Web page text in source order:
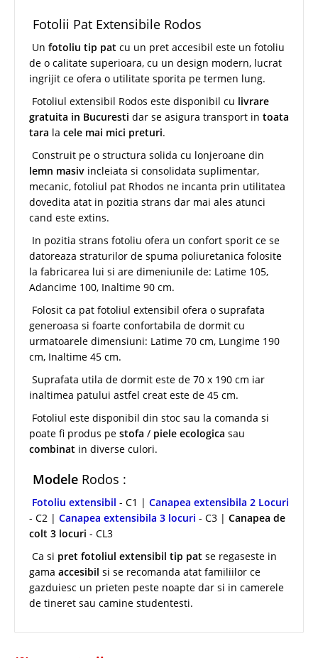
Fotolii Pat Extensibile Rodos
Un fotoliu tip pat cu un pret accesibil este un fotoliu
de o calitate superioara, cu un design modern, lucrat
ingrijit ce ofera o utilitate sporita pe termen lung.
Fotoliul extensibil Rodos este disponibil cu livrare
gratuita in Bucuresti dar se asigura transport in toata
tara la cele mai mici preturi.
Construit pe o structura solida cu lonjeroane din
lemn masiv incleiata si consolidata suplimentar,
mecanic, fotoliul pat Rhodos ne incanta prin utilitatea
dovedita atat in pozitia strans dar mai ales atunci
cand este extins.
In pozitia strans fotoliu ofera un confort sporit ce se
datoreaza straturilor de spuma poliuretanica folosite
la fabricarea lui si are dimeniunile de: Latime 105,
Adancime 100, Inaltime 90 cm.
Folosit ca pat fotoliul extensibil ofera o suprafata
generoasa si foarte confortabila de dormit cu
urmatoarele dimensiuni: Latime 70 cm, Lungime 190
cm, Inaltime 45 cm.
Suprafata utila de dormit este de 70 x 190 cm iar
inaltimea patului astfel creat este de 45 cm.
Fotoliul este disponibil din stoc sau la comanda si
poate fi produs pe stofa / piele ecologica sau
combinat in diverse culori.
Modele Rodos :
Fotoliu extensibil - C1 | Canapea extensibila 2 Locuri
- C2 | Canapea extensibila 3 locuri - C3 | Canapea de
colt 3 locuri - CL3
Ca si pret fotoliul extensibil tip pat se regaseste in
gama accesibil si se recomanda atat familiilor ce
gazduiesc un prieten peste noapte dar si in camerele
de tineret sau camine studentesti.